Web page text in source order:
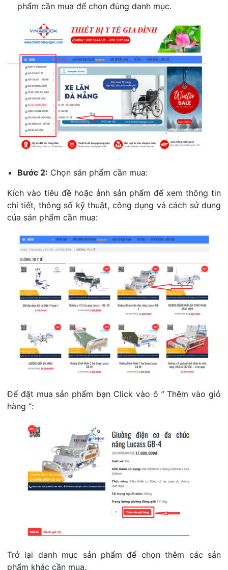
phẩm cần mua để chọn đúng danh mục.
Bước 2: Chọn sản phẩm cần mua:
Kích vào tiêu đề hoặc ảnh sản phẩm để xem thông tin
chi tiết, thông số kỹ thuật, công dụng và cách sử dung
của sản phẩm cần mua:
Để đặt mua sản phẩm bạn Click vào ô ” Thêm vào giỏ
hàng “:
Trở lại danh mục sản phẩm để chọn thêm các sản
phẩm khác cần mua.